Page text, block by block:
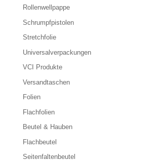
Rollenwellpappe
Schrumpfpistolen
Stretchfolie
Universalverpackungen
VCI Produkte
Versandtaschen
Folien
Flachfolien
Beutel & Hauben
Flachbeutel
Seitenfaltenbeutel